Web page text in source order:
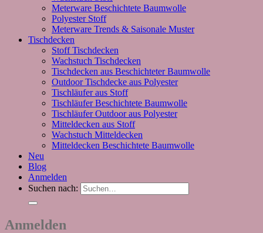
Meterware Beschichtete Baumwolle
Polyester Stoff
Meterware Trends & Saisonale Muster
Tischdecken
Stoff Tischdecken
Wachstuch Tischdecken
Tischdecken aus Beschichteter Baumwolle
Outdoor Tischdecke aus Polyester
Tischläufer aus Stoff
Tischläufer Beschichtete Baumwolle
Tischläufer Outdoor aus Polyester
Mitteldecken aus Stoff
Wachstuch Mitteldecken
Mitteldecken Beschichtete Baumwolle
Neu
Blog
Anmelden
Suchen nach:
Anmelden